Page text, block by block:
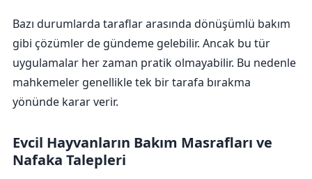
Bazı durumlarda taraflar arasında dönüşümlü bakım
gibi çözümler de gündeme gelebilir. Ancak bu tür
uygulamalar her zaman pratik olmayabilir. Bu nedenle
mahkemeler genellikle tek bir tarafa bırakma
yönünde karar verir.
Evcil Hayvanların Bakım Masrafları ve
Nafaka Talepleri